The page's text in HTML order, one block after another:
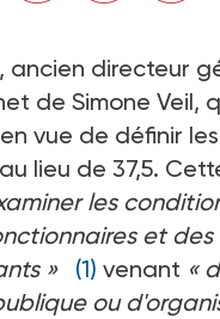
ancien directeur
de Simone Veil,
vue de définir
lieu de 37,5.
les
et des
» (1) venant «
ou